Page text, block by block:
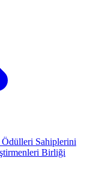
Sahiplerini
Birliği